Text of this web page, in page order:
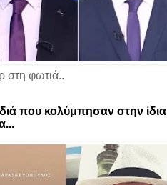
στη φωτιά..
που κολύμπησαν στην ίδια